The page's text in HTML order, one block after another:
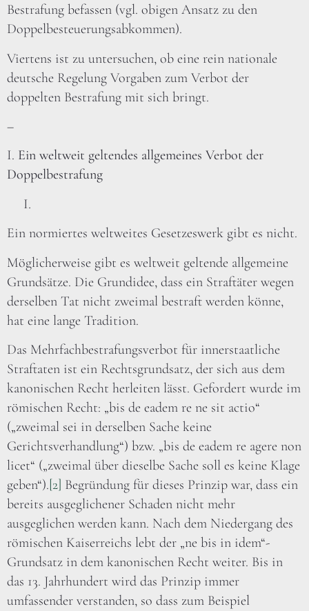
Bestrafung befassen (vgl. obigen Ansatz zu den
Doppelbesteuerungsabkommen).
Viertens ist zu untersuchen, ob eine rein nationale
deutsche Regelung Vorgaben zum Verbot der
doppelten Bestrafung mit sich bringt.
–
I. Ein weltweit geltendes allgemeines Verbot der
Doppelbestrafung
Ein normiertes weltweites Gesetzeswerk gibt es nicht.
Möglicherweise gibt es weltweit geltende allgemeine
Grundsätze. Die Grundidee, dass ein Straftäter wegen
derselben Tat nicht zweimal bestraft werden könne,
hat eine lange Tradition.
Das Mehrfachbestrafungsverbot für innerstaatliche
Straftaten ist ein Rechtsgrundsatz, der sich aus dem
kanonischen Recht herleiten lässt. Gefordert wurde im
römischen Recht: „bis de eadem re ne sit actio“
(„zweimal sei in derselben Sache keine
Gerichtsverhandlung“) bzw. „bis de eadem re agere non
licet“ („zweimal über dieselbe Sache soll es keine Klage
geben“).[2] Begründung für dieses Prinzip war, dass ein
bereits ausgeglichener Schaden nicht mehr
ausgeglichen werden kann. Nach dem Niedergang des
römischen Kaiserreichs lebt der „ne bis in idem“-
Grundsatz in dem kanonischen Recht weiter. Bis in
das 13. Jahrhundert wird das Prinzip immer
umfassender verstanden, so dass zum Beispiel